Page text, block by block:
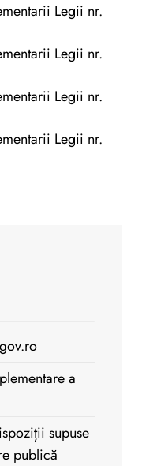
Legii nr.
Legii nr.
Legii nr.
Legii nr.
a
supuse
publică